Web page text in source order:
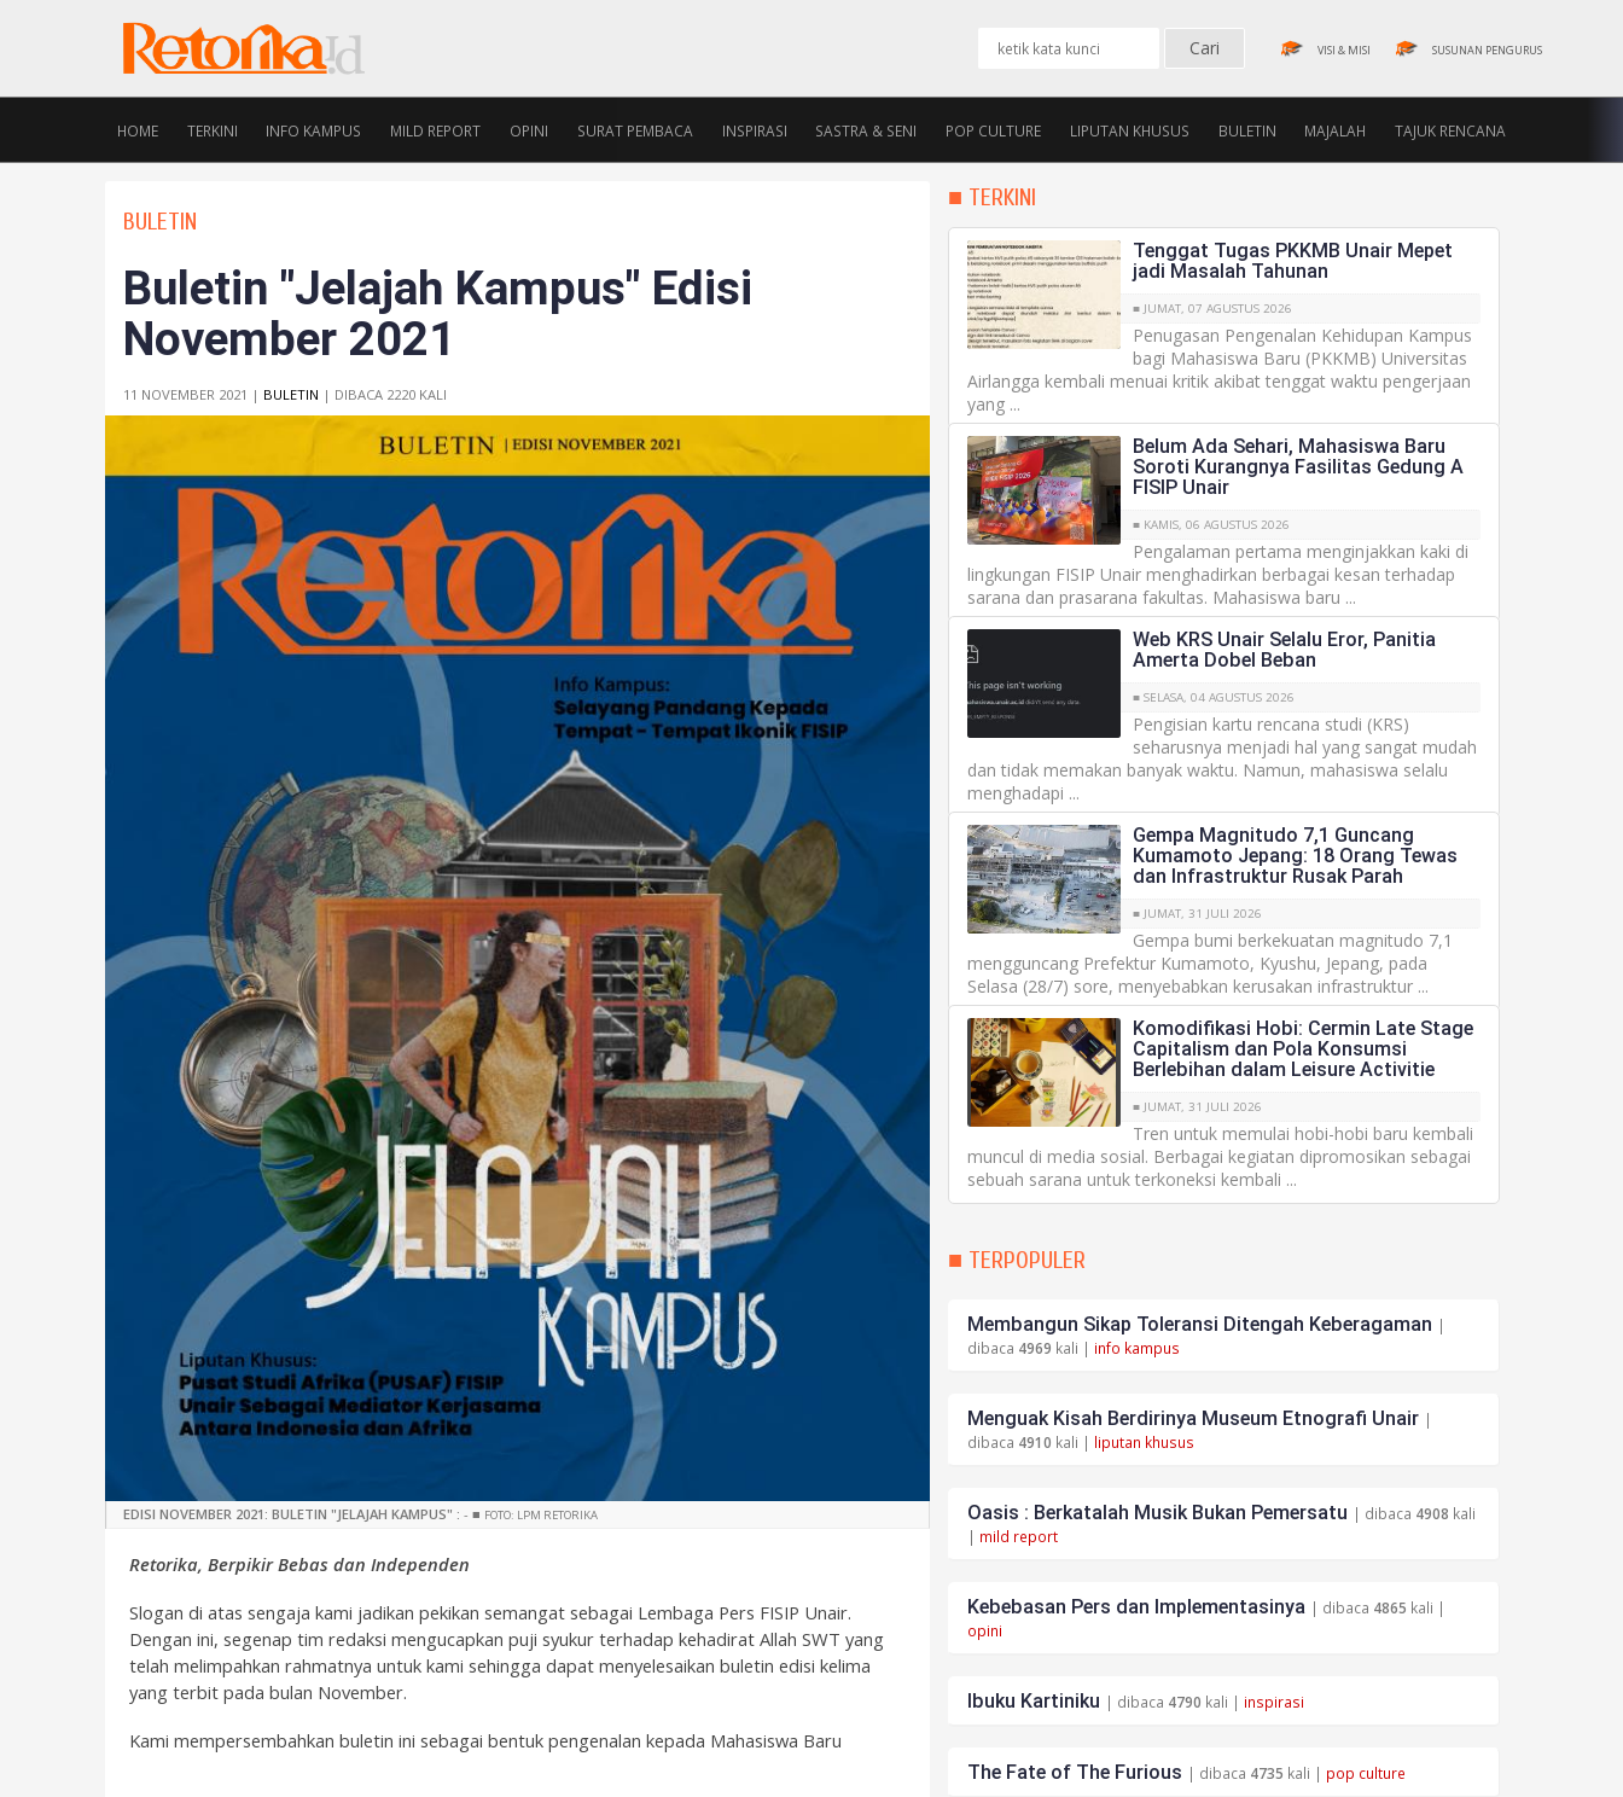
VISI & MISI SUSUNAN PENGURUS
HOME TERKINI INFO KAMPUS MILD REPORT OPINI SURAT PEMBACA INSPIRASI SASTRA & SENI POP CULTURE LIPUTAN KHUSUS BULETIN MAJALAH TAJUK RENCANA
BULETIN
Buletin "Jelajah Kampus" Edisi
November 2021
11 NOVEMBER 2021 | BULETIN | DIBACA 2220 KALI
EDISI NOVEMBER 2021: BULETIN "JELAJAH KAMPUS" : - ■ FOTO: LPM RETORIKA
Retorika, Berpikir Bebas dan Independen
Slogan di atas sengaja kami jadikan pekikan semangat sebagai Lembaga Pers FISIP Unair.
Dengan ini, segenap tim redaksi mengucapkan puji syukur terhadap kehadirat Allah SWT yang
telah melimpahkan rahmatnya untuk kami sehingga dapat menyelesaikan buletin edisi kelima
yang terbit pada bulan November.
Kami mempersembahkan buletin ini sebagai bentuk pengenalan kepada Mahasiswa Baru
■ TERKINI
Tenggat Tugas PKKMB Unair Mepet
jadi Masalah Tahunan
■ JUMAT, 07 AGUSTUS 2026
Penugasan Pengenalan Kehidupan Kampus
bagi Mahasiswa Baru (PKKMB) Universitas
Airlangga kembali menuai kritik akibat tenggat waktu pengerjaan
yang ...
Belum Ada Sehari, Mahasiswa Baru
Soroti Kurangnya Fasilitas Gedung A
FISIP Unair
■ KAMIS, 06 AGUSTUS 2026
Pengalaman pertama menginjakkan kaki di
lingkungan FISIP Unair menghadirkan berbagai kesan terhadap
sarana dan prasarana fakultas. Mahasiswa baru ...
Web KRS Unair Selalu Eror, Panitia
Amerta Dobel Beban
■ SELASA, 04 AGUSTUS 2026
Pengisian kartu rencana studi (KRS)
seharusnya menjadi hal yang sangat mudah
dan tidak memakan banyak waktu. Namun, mahasiswa selalu
menghadapi ...
Gempa Magnitudo 7,1 Guncang
Kumamoto Jepang: 18 Orang Tewas
dan Infrastruktur Rusak Parah
■ JUMAT, 31 JULI 2026
Gempa bumi berkekuatan magnitudo 7,1
mengguncang Prefektur Kumamoto, Kyushu, Jepang, pada
Selasa (28/7) sore, menyebabkan kerusakan infrastruktur ...
Komodifikasi Hobi: Cermin Late Stage
Capitalism dan Pola Konsumsi
Berlebihan dalam Leisure Activitie
■ JUMAT, 31 JULI 2026
Tren untuk memulai hobi-hobi baru kembali
muncul di media sosial. Berbagai kegiatan dipromosikan sebagai
sebuah sarana untuk terkoneksi kembali ...
■ TERPOPULER
Membangun Sikap Toleransi Ditengah Keberagaman |
dibaca 4969 kali | info kampus
Menguak Kisah Berdirinya Museum Etnografi Unair |
dibaca 4910 kali | liputan khusus
Oasis : Berkatalah Musik Bukan Pemersatu | dibaca 4908 kali
| mild report
Kebebasan Pers dan Implementasinya | dibaca 4865 kali |
opini
Ibuku Kartiniku | dibaca 4790 kali | inspirasi
The Fate of The Furious | dibaca 4735 kali | pop culture